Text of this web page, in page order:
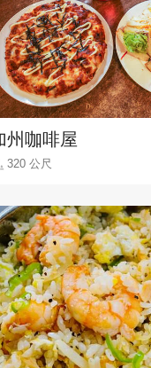
州咖啡屋
320 公尺